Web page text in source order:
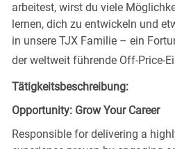
arbeitest, wirst du viele
lernen, dich zu entwickeln und
in unsere TJX Familie – ein
der weltweit führende Off-Price-
Tätigkeitsbeschreibung:
Opportunity: Grow Your Career
Responsible for delivering a